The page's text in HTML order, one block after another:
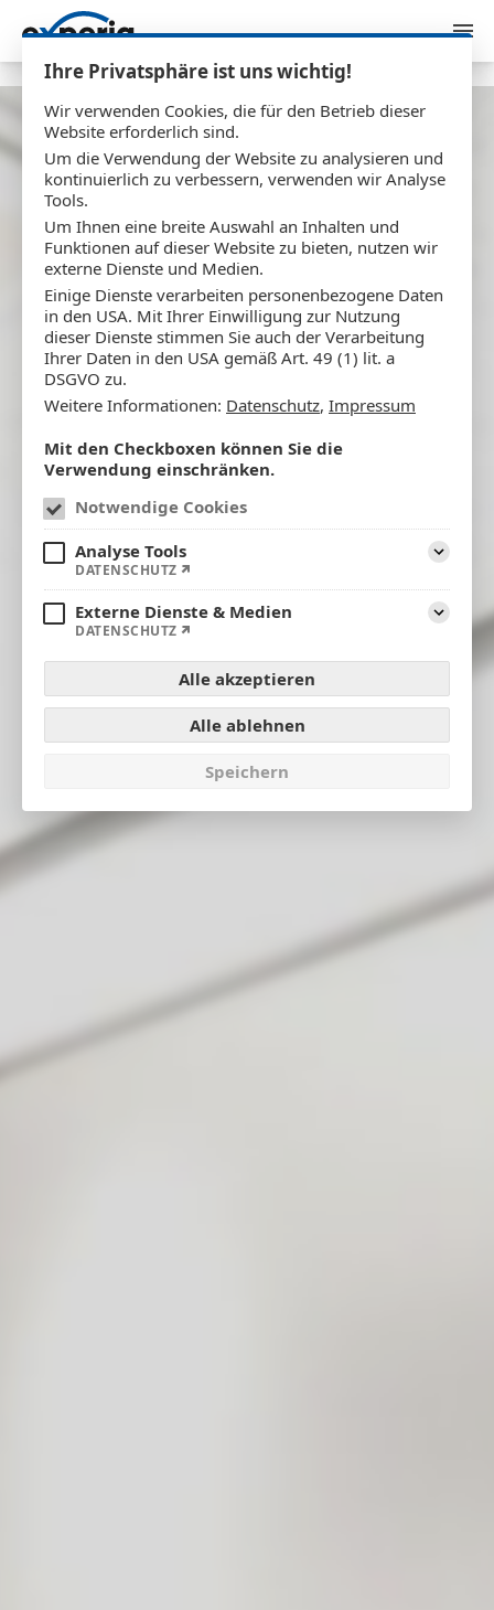
Zum Inhalt springen
Haskamp
Hausverwaltung
Konzeption, Entwicklung und Hosting
Ihre Privatsphäre ist uns wichtig!
Wir verwenden Cookies, die für den Betrieb dieser
Website erforderlich sind.
Um die Verwendung der Website zu analysieren und
kontinuierlich zu verbessern, verwenden wir Analyse
Tools.
Um Ihnen eine breite Auswahl an Inhalten und
Funktionen auf dieser Website zu bieten, nutzen wir
externe Dienste und Medien.
Einige Dienste verarbeiten personenbezogene Daten
in den USA. Mit Ihrer Einwilligung zur Nutzung
dieser Dienste stimmen Sie auch der Verarbeitung
Ihrer Daten in den USA gemäß Art. 49 (1) lit. a
DSGVO zu.
Weitere Informationen: Datenschutz, Impressum
Mit den Checkboxen können Sie die
Verwendung einschränken.
Notwendige Cookies
Analyse Tools
DATENSCHUTZ
Externe Dienste & Medien
DATENSCHUTZ
Alle akzeptieren
Alle ablehnen
Speichern